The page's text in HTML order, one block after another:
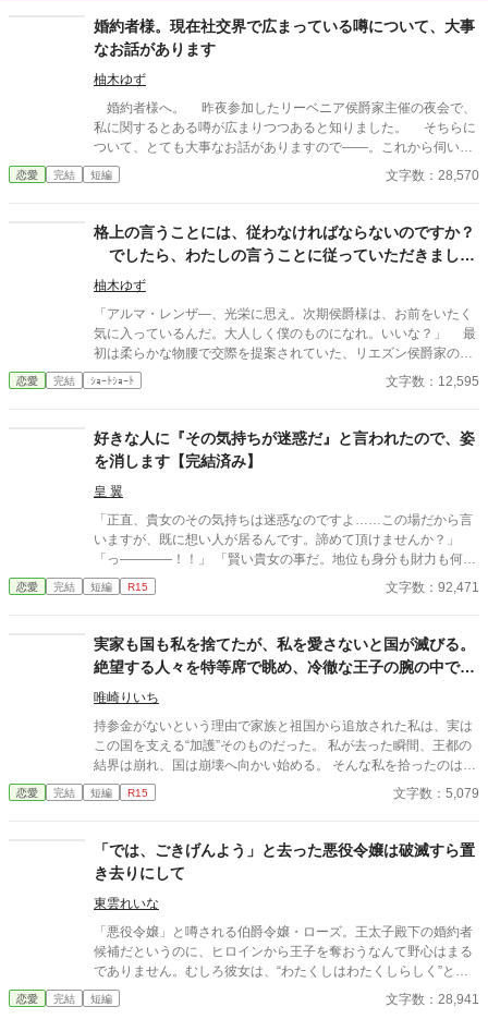
婚約者様。現在社交界で広まっている噂について、大事
なお話があります
柚木ゆず
婚約者様へ。 昨夜参加したリーベニア侯爵家主催の夜会で、
私に関するとある噂が広まりつつあると知りました。 そちらに
ついて、とても大事なお話がありますので――。これから伺いま
すね？
恋愛 完結 短編 文字数：28,570
格上の言うことには、従わなければならないのですか？
でしたら、わたしの言うことに従っていただきましょ
う
柚木ゆず
「アルマ・レンザ―、光栄に思え。次期侯爵様は、お前をいたく
気に入っているんだ。大人しく僕のものになれ。いいな？」 最
初は柔らかな物腰で交際を提案されていた、リエズン侯爵家の嫡
男・バチスタ様。ですがご自身の思い通りにならないと分かる
や、その態度は一変しました。 ……そうなのですね。格下は格
すね。 分かりました。 ではそのルールに則り、わたしの命令
に従っていただきましょう。
恋愛 完結 ｼｮｰﾄｼｮｰﾄ 文字数：12,595
好きな人に『その気持ちが迷惑だ』と言われたので、姿
を消します【完結済み】
皇 翼
「正直、貴女のその気持ちは迷惑なのですよ……この場だから言
いますが、既に想い人が居るんです。諦めて頂けませんか？」
「っ――――！！」 「賢い貴女の事だ。地位も身分も財力も何も
かもが貴女にとっては高嶺の花だと元々分かっていたのでしょ
う？そんな感情を持っているだけ時間が無駄だと思いません
に想い人がいる。気持ちが迷惑。諦めろ。時間の無駄。彼は止ま
らず話し続ける。彼が口を開く度に、まるで弾丸のように心を抉
っていった。 ＊＊＊＊＊＊ ・執筆時間空けてしまった間に途中過
程が気に食わなくなったので、設定などを少し変えて改稿してい
ます。
恋愛 完結 短編 R15 文字数：92,471
実家も国も私を捨てたが、私を愛さないと国が滅びる。
絶望する人々を特等席で眺め、冷徹な王子の腕の中で思
考停止する。
唯崎りいち
持参金がないという理由で家族と祖国から追放された私は、実は
この国を支える“加護”そのものだった。 私が去った瞬間、王都の
結界は崩れ、国は崩壊へ向かい始める。 そんな私を拾ったのは、
冷徹と噂される隣国の王子。 「やっと見つけた。お前は俺のもの
だ」 捨てられたはずの私は、気づけば滅びゆく祖国を背に、彼の
恋愛 完結 短編 R15 文字数：5,079
「では、ごきげんよう」と去った悪役令嬢は破滅すら置
き去りにして
東雲れいな
「悪役令嬢」と噂される伯爵令嬢・ローズ。王太子殿下の婚約者
候補だというのに、ヒロインから王子を奪おうなんて野心はまる
でありません。むしろ彼女は、“わたくしはわたくしらしく”と胸
を張り、周囲の冷たい視線にも毅然と立ち向かいます。 破滅を甘
受する覚悟すらあった彼女が、誇り高く戦い抜くとき、運命は大
恋愛 完結 短編 文字数：28,941